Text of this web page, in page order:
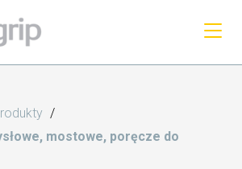
mostowe, poręcze do